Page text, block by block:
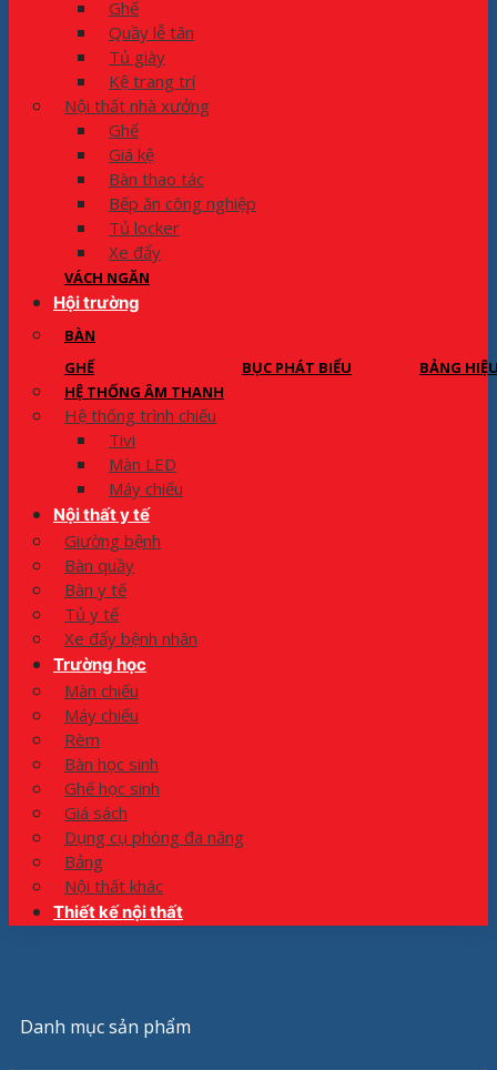
Ghế
Quầy lễ tân
Tủ giày
Kệ trang trí
Nội thất nhà xưởng
Ghế
Giá kệ
Bàn thao tác
Bếp ăn công nghiệp
Tủ locker
Xe đẩy
VÁCH NGĂN
Hội trường
BÀN
GHẾ
BỤC PHÁT BIỂU
BẢNG
HỆ THỐNG ÂM THANH
Hệ thống trình chiếu
Tivi
Màn LED
Máy chiếu
Nội thất y tế
Giường bệnh
Bàn quầy
Bàn y tế
Tủ y tế
Xe đẩy bệnh nhân
Trường học
Màn chiếu
Máy chiếu
Rèm
Bàn học sinh
Ghế học sinh
Giá sách
Dụng cụ phòng đa năng
Bảng
Nội thất khác
Thiết kế nội thất
Danh mục sản phẩm